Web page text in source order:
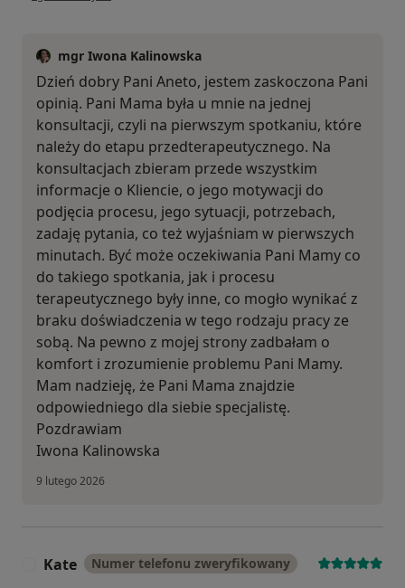
mgr Iwona Kalinowska
Dzień dobry Pani Aneto, jestem zaskoczona Pani
opinią. Pani Mama była u mnie na jednej
konsultacji, czyli na pierwszym spotkaniu, które
należy do etapu przedterapeutycznego. Na
konsultacjach zbieram przede wszystkim
informacje o Kliencie, o jego motywacji do
podjęcia procesu, jego sytuacji, potrzebach,
zadaję pytania, co też wyjaśniam w pierwszych
minutach. Być może oczekiwania Pani Mamy co
do takiego spotkania, jak i procesu
terapeutycznego były inne, co mogło wynikać z
braku doświadczenia w tego rodzaju pracy ze
sobą. Na pewno z mojej strony zadbałam o
komfort i zrozumienie problemu Pani Mamy.
Mam nadzieję, że Pani Mama znajdzie
odpowiedniego dla siebie specjalistę.
Pozdrawiam
Iwona Kalinowska
9 lutego 2026
Kate Numer telefonu zweryfikowany